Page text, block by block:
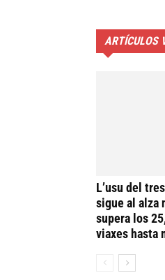
ARTÍCULOS
L’usu del
sigue al alza
supera los
viaxes hasta